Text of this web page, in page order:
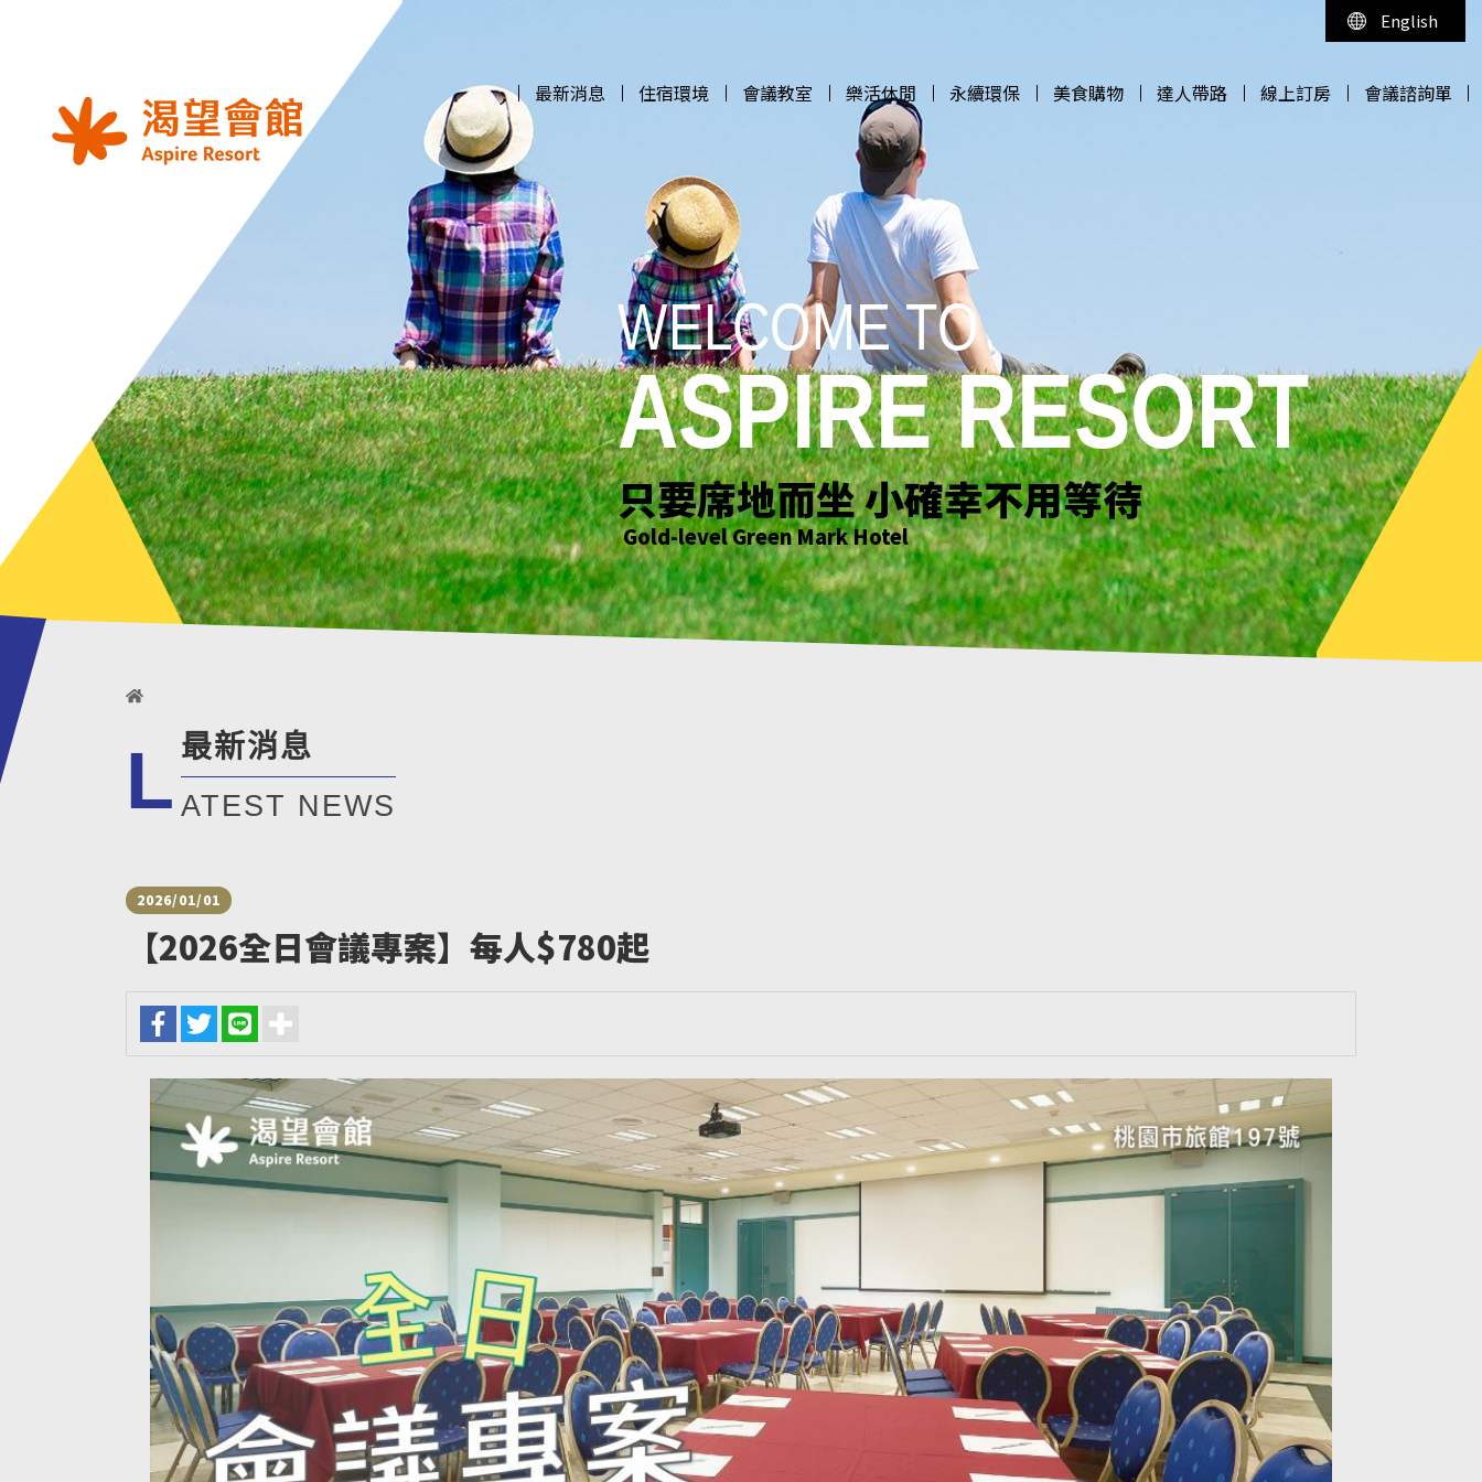
最新消息
住宿環境
會議教室
樂活休閒
永續環保
美食購物
達人帶路
線上訂房
會議諮詢單
English
WELCOME TO
ASPIRE RESORT
花正開 樹輕曳 你聽見了嗎?
Gold-level Green Mark Hotel
WELCOME TO
ASPIRE RESORT
只要席地而坐 小確幸不用等待
Gold-level Green Mark Hotel
WELCOME TO
ASPIRE RESORT
綠意萌動迎朝曦
Gold-level Green Mark Hotel
WELCOME TO
ASPIRE RESORT
花正開 樹輕曳 你聽見了嗎?
Gold-level Green Mark Hotel
最新消息
L ATEST NEWS
2026/01/01
【2026全日會議專案】每人$780起